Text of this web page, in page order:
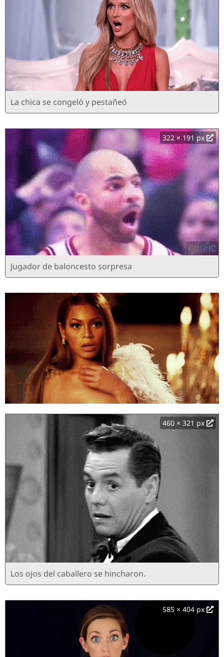
La chica se congeló y pestañeó
322 × 191 px
Jugador de baloncesto sorpresa
460 × 321 px
Los ojos del caballero se hincharon.
585 × 404 px